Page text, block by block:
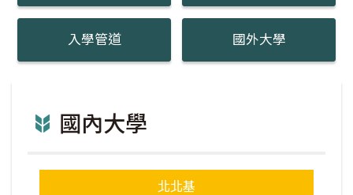
入學管道 國外大學
國內大學
北北基